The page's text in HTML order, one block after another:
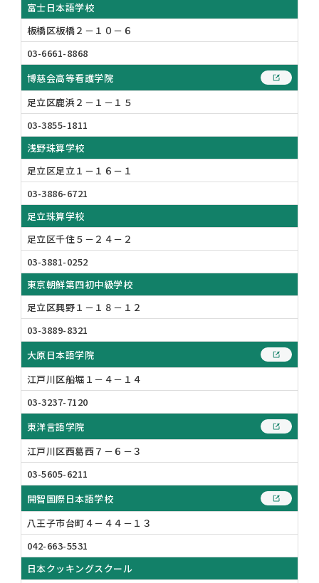
富士日本語学校
板橋区板橋２－１０－６
03-6661-8868
博慈会高等看護学院
足立区鹿浜２－１－１５
03-3855-1811
浅野珠算学校
足立区足立１－１６－１
03-3886-6721
足立珠算学校
足立区千住５－２４－２
03-3881-0252
東京朝鮮第四初中級学校
足立区興野１－１８－１２
03-3889-8321
大原日本語学院
江戸川区船堀１－４－１４
03-3237-7120
東洋言語学院
江戸川区西葛西７－６－３
03-5605-6211
開智国際日本語学校
八王子市台町４－４４－１３
042-663-5531
日本クッキングスクール